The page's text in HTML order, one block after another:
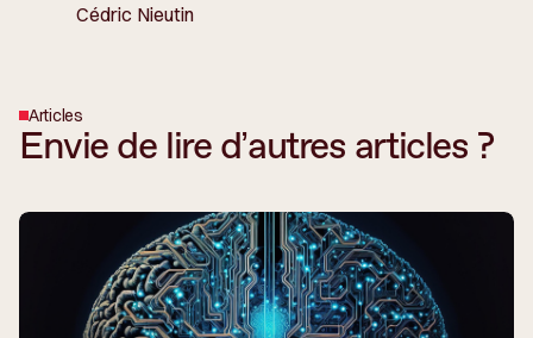
Cédric Nieutin
Articles
Envie de lire d’autres articles ?